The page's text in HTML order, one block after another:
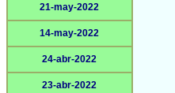
21-may-2022
14-may-2022
24-abr-2022
23-abr-2022